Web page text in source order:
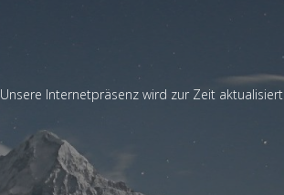
Unsere Internetpräsenz wird zur Zeit aktualisiert